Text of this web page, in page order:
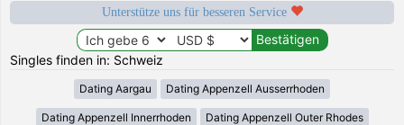
Unterstütze uns für besseren Service
Singles finden in: Schweiz
Dating Aargau Dating Appenzell Ausserrhoden
Dating Appenzell Innerrhoden Dating Appenzell Outer Rhodes